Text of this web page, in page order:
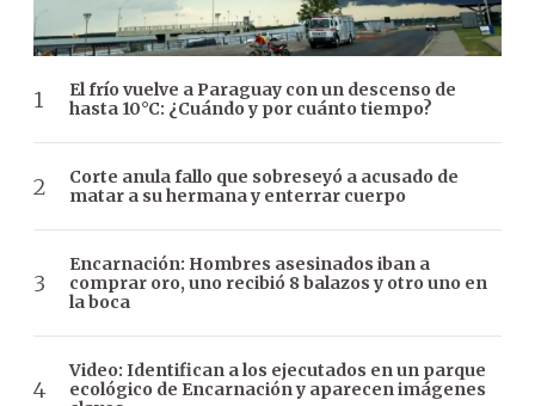
El frío vuelve a Paraguay con un descenso de
hasta 10°C: ¿Cuándo y por cuánto tiempo?
Corte anula fallo que sobreseyó a acusado de
matar a su hermana y enterrar cuerpo
Encarnación: Hombres asesinados iban a
comprar oro, uno recibió 8 balazos y otro uno en
la boca
Video: Identifican a los ejecutados en un parque
ecológico de Encarnación y aparecen imágenes